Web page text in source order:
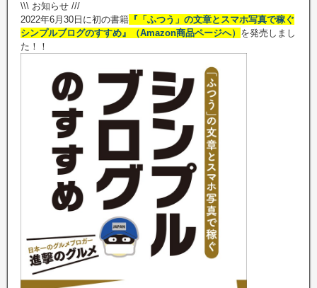
\\\ お知らせ ///
2022年6月30日に初の書籍 『「ふつう」の文章とスマホ写真で稼ぐ
シンプルブログのすすめ』（Amazon商品ページへ） を発売しまし
た！！